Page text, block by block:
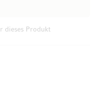
dieses Produkt